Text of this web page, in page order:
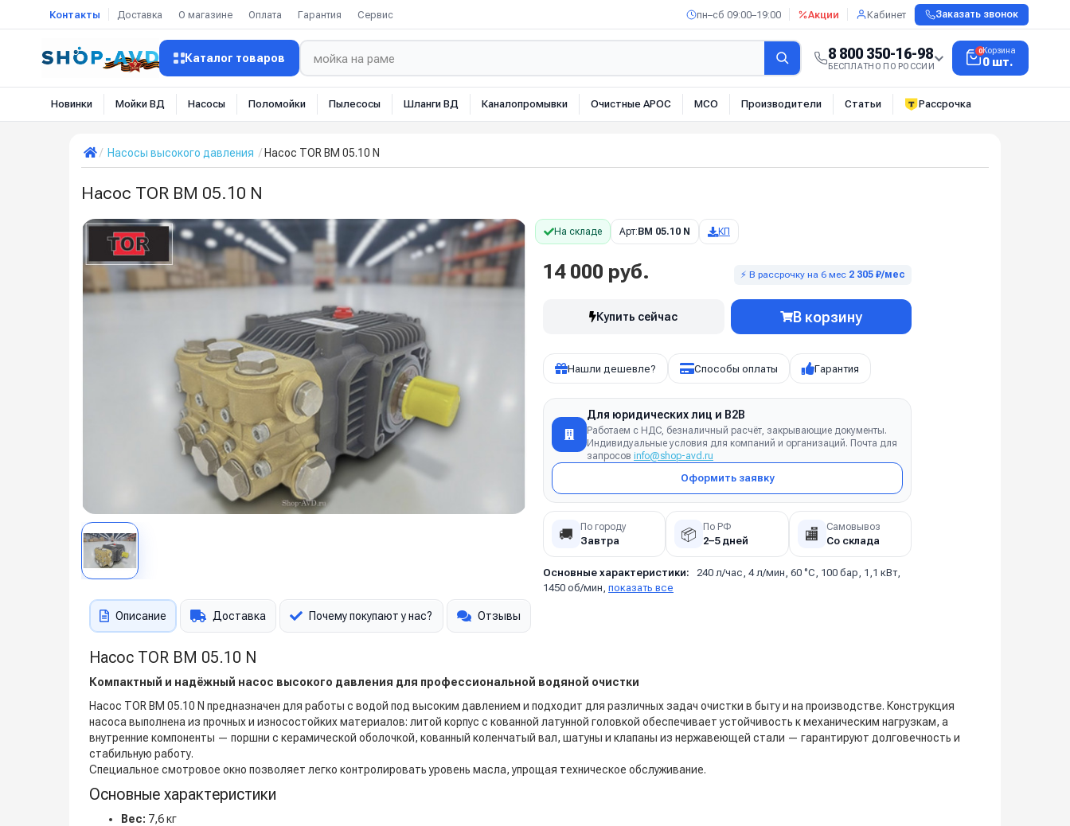
Контакты Доставка О магазине Оплата Гарантия Сервис пн–сб 09:00–19:00 Акции Кабинет Заказать звонок
Каталог товаров 8 800 350-16-98
БЕСПЛАТНО ПО РОССИИ
0Корзина
0 шт.
Новинки Мойки ВД Насосы Поломойки Пылесосы Шланги ВД Каналопромывки Очистные АРОС МСО Производители Статьи Рассрочка
Насосы высокого давления Насос TOR BM 05.10 N
Насос TOR BM 05.10 N
На складе Арт: BM 05.10 N КП
14 000 руб. ⚡ В рассрочку на 6 мес 2 305 ₽/мес
Купить сейчас В корзину
Нашли дешевле? Способы оплаты Гарантия
Для юридических лиц и B2B
Работаем с НДС, безналичный расчёт, закрывающие документы.
Индивидуальные условия для компаний и организаций. Почта для
запросов info@shop-avd.ru
Оформить заявку
🚚 По городу
Завтра 📦 По РФ
2–5 дней 🏬 Самовывоз
Со склада
Основные характеристики:
240 л/час, 4 л/мин, 60 °C, 100 бар, 1,1 кВт,
1450 об/мин, показать все
Описание Доставка Почему покупают у нас? Отзывы
Насос TOR BM 05.10 N
Компактный и надёжный насос высокого давления для профессиональной водяной очистки
Насос TOR BM 05.10 N предназначен для работы с водой под высоким давлением и подходит для различных задач очистки в быту и на производстве. Конструкция
насоса выполнена из прочных и износостойких материалов: литой корпус с кованной латунной головкой обеспечивает устойчивость к механическим нагрузкам, а
внутренние компоненты — поршни с керамической оболочкой, кованный коленчатый вал, шатуны и клапаны из нержавеющей стали — гарантируют долговечность и
стабильную работу.
Специальное смотровое окно позволяет легко контролировать уровень масла, упрощая техническое обслуживание.
Основные характеристики
Вес: 7,6 кг